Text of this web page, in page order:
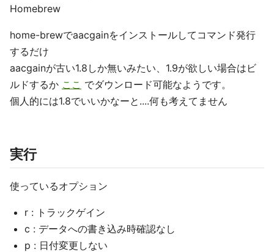
Homebrew
home-brewでaacgainをインストールしてコマンド発行
するだけ
aacgainが古い1.8しか無いみたい、1.9が欲しい場合はビ
ルドするか ここ でダウンロード可能なようです。
個人的には1.8でいいかなーと....何も考えてません
実行
使っているオプション
r : トラックゲイン
c : データへの書き込み時確認なし
p : 日付変更しない